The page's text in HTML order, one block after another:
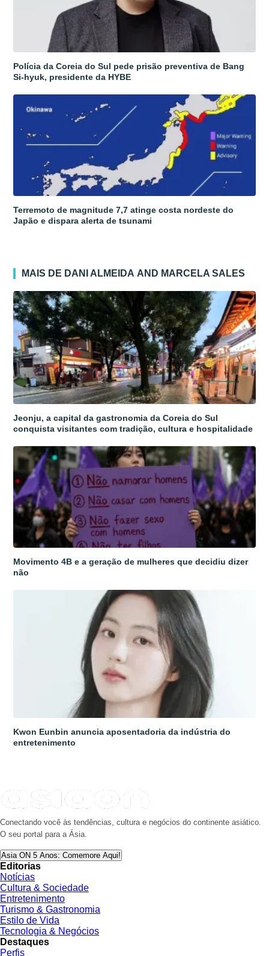
Polícia da Coreia do Sul pede prisão preventiva de Bang
Si-hyuk, presidente da HYBE
Terremoto de magnitude 7,7 atinge costa nordeste do
Japão e dispara alerta de tsunami
MAIS DE DANI ALMEIDA AND MARCELA SALES
Jeonju, a capital da gastronomia da Coreia do Sul
conquista visitantes com tradição, cultura e hospitalidade
Movimento 4B e a geração de mulheres que decidiu dizer
não
Kwon Eunbin anuncia aposentadoria da indústria do
entretenimento
Conectando você às tendências, cultura e negócios do continente asiático.
O seu portal para a Ásia.
Asia ON 5 Anos: Comemore Aqui!
Editorias
Notícias
Cultura & Sociedade
Entretenimento
Turismo & Gastronomia
Estilo de Vida
Tecnologia & Negócios
Destaques
Perfis